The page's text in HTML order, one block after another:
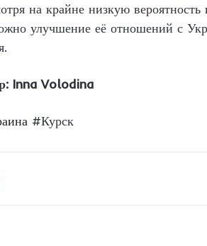
на крайне низкую
улучшение её отношений с
Inna Volodina
#Курск